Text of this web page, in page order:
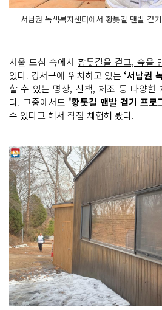
서남권 녹색복지센터에서 황톳길 맨발 걷
서울 도심 속에서 황톳길을 걷고, 숲을
있다. 강서구에 위치하고 있는 ‘서남권
할 수 있는 명상, 산책, 체조 등 다양한
다. 그중에서도 '황톳길 맨발 걷기 프로
수 있다고 해서 직접 체험해 봤다.